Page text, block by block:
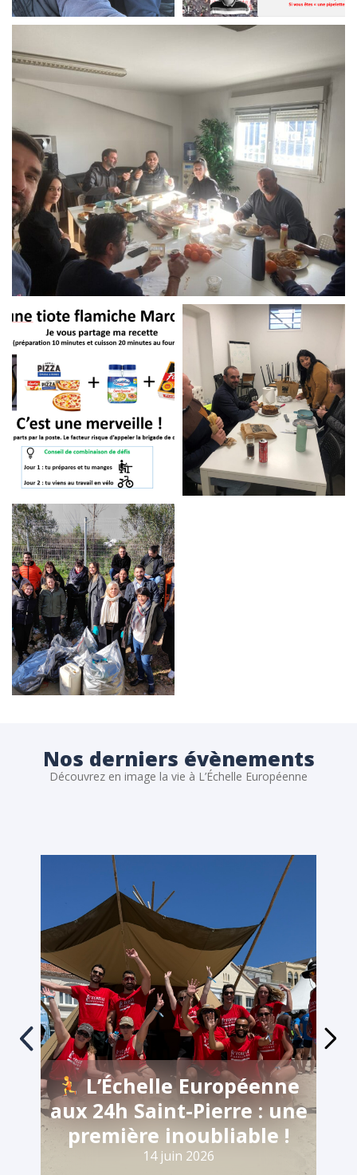
Nos derniers évènements
Découvrez en image la vie à L’Échelle Européenne
L’Échelle Européenne
aux 24h Saint-Pierre : une
première inoubliable !
14 juin 2026